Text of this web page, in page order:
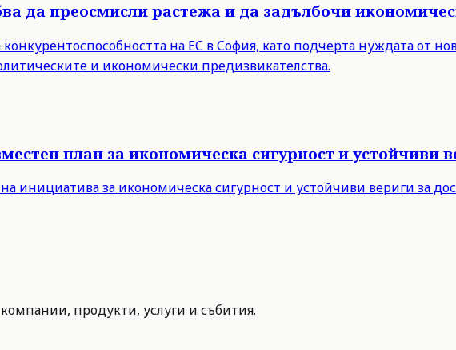
да преосмисли растежа и да задълбочи
на ЕС в София, като подчерта нуждата от
и икономически предизвикателства.
план за икономическа сигурност и устойчиви
инициатива за икономическа сигурност и устойчиви вериги за
продукти, услуги и събития.